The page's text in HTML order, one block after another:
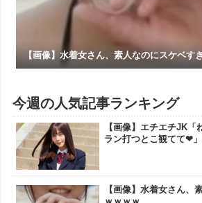
【画像】水着女さん、素人なのにスケベす
今週の人気記事ランキング
【画像】エチエチJK
ラン打つとこ観てて❤
【画像】水着女さん、